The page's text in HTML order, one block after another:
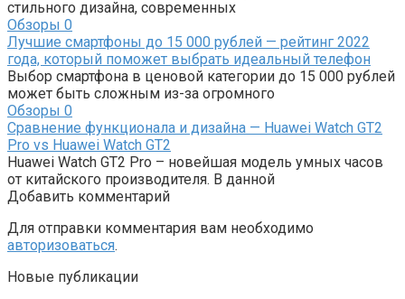
стильного дизайна, современных
Обзоры 0
Лучшие смартфоны до 15 000 рублей — рейтинг 2022
года, который поможет выбрать идеальный телефон
Выбор смартфона в ценовой категории до 15 000 рублей
может быть сложным из-за огромного
Обзоры 0
Сравнение функционала и дизайна — Huawei Watch GT2
Pro vs Huawei Watch GT2
Huawei Watch GT2 Pro – новейшая модель умных часов
от китайского производителя. В данной
Добавить комментарий
Для отправки комментария вам необходимо
авторизоваться.
Новые публикации